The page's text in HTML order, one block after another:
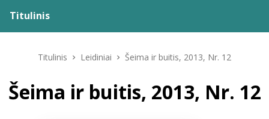
Titulinis
Leidiniai
Titulinis Leidiniai Šeima ir buitis, 2013, Nr. 12
Šeima ir buitis, 2013, Nr. 12